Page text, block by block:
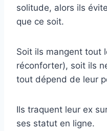
solitude, alors ils
que ce soit.
Soit ils mangent tout
réconforter), soit ils
tout dépend de leur
Ils traquent leur ex
ses statut en ligne.